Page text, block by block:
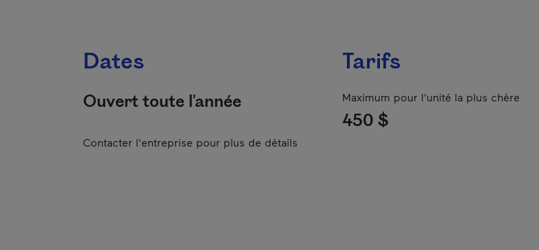
Dates
Ouvert toute l'année
Contacter l'entreprise pour plus de détails
Tarifs
Maximum pour l'unité la plus chère
450 $